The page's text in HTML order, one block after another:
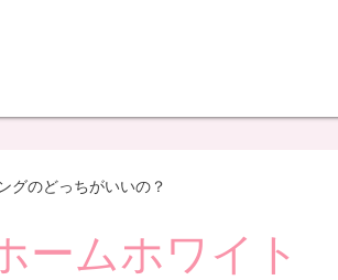
グのどっちがいいの？
ームホワイト